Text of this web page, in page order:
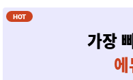
HOT
가장
토익기초가 없는 저에게 빛이
완벽한 강의는 이거 하나면